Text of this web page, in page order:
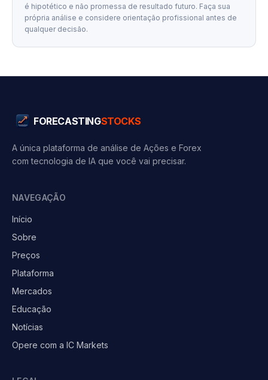
é hipotético e não promessa de resultado futuro. Faça sua
própria análise e considere orientação profissional antes de
qualquer decisão.
FORECASTINGSTOCKS
A única plataforma de análise de Ações e Forex
com tecnologia de IA que você vai precisar.
NAVEGAÇÃO
Início
Sobre
Preços
Plataforma
Mercados
Educação
Notícias
Opere com a IC Markets